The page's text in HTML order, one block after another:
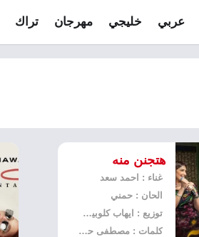
عربي خليجي مهرجان تراك
هتجنن منه
غناء : احمد سعد
الحان : حمني
توزيع : ايهاب كلوبيكس
كلمات : مصطفى حدوتة